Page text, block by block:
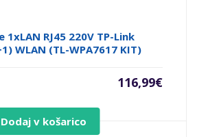
1xLAN RJ45 220V TP-Link
WLAN (TL-WPA7617 KIT)
116,99€
Dodaj v košarico